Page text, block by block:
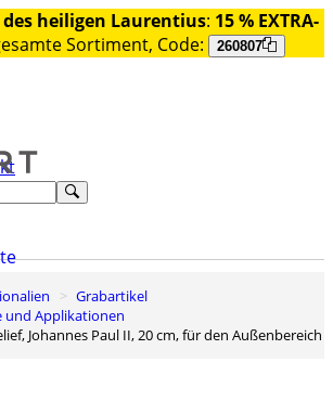
des heiligen Laurentius: 15 % EXTRA-
Sortiment, Code: 260807
Grabartikel
und Applikationen
Johannes Paul II, 20 cm, für den Außenbereich